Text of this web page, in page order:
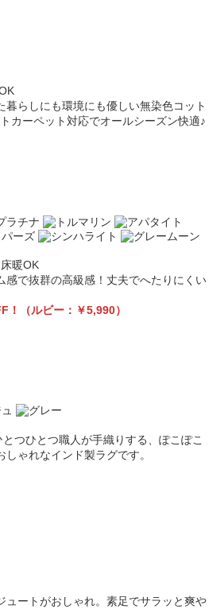
暮らしにも環境にも優しい無染色コット
カーペット対応でオールシーズン快適♪
床暖OK
感で抜群の高級感！丈夫でへたりにくい
（ルビー：￥5,990）
つひとつ職人が手織りする、ぽこぽこ
ゃれなインド製ラグです。
ュートがおしゃれ。素足でサラッと爽や